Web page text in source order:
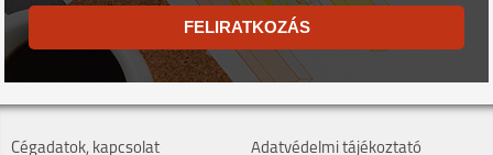
FELIRATKOZÁS
Cégadatok, kapcsolat
Adatvédelmi tájékoztató